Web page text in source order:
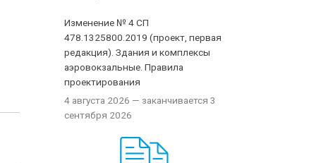
Изменение № 4 СП
478.1325800.2019 (проект, первая
редакция). Здания и комплексы
аэровокзальные. Правила
проектирования
4 августа 2026 — заканчивается 3
сентября 2026